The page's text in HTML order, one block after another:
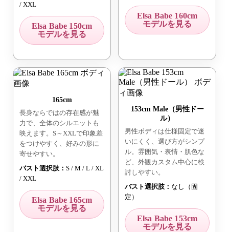
/ XXL
Elsa Babe 150cm
モデルを見る
Elsa Babe 160cm
モデルを見る
165cm
長身ならではの存在感が魅
力で、全体のシルエットも
映えます。S～XXLで印象差
をつけやすく、好みの形に
寄せやすい。
バスト選択肢： S / M / L / XL
/ XXL
Elsa Babe 165cm
モデルを見る
153cm Male（男性ドー
ル）
男性ボディは仕様固定で迷
いにくく、選び方がシンプ
ル。雰囲気・表情・肌色な
ど、外観カスタム中心に検
討しやすい。
バスト選択肢： なし（固
定）
Elsa Babe 153cm
モデルを見る